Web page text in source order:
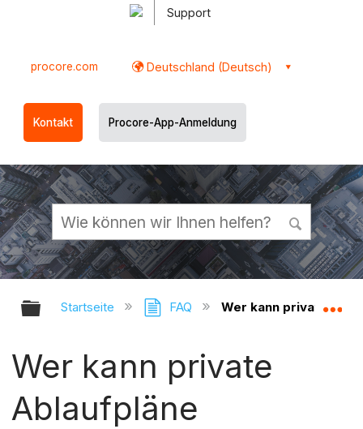
Support
procore.com Deutschland (Deutsch)
Kontakt Procore-App-Anmeldung
Globale Hierarchie auf- und
Startseite FAQ Wer kann private
Wer kann private
Ablaufpläne